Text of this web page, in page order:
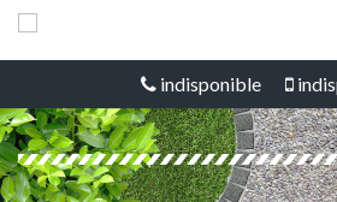
indisponible